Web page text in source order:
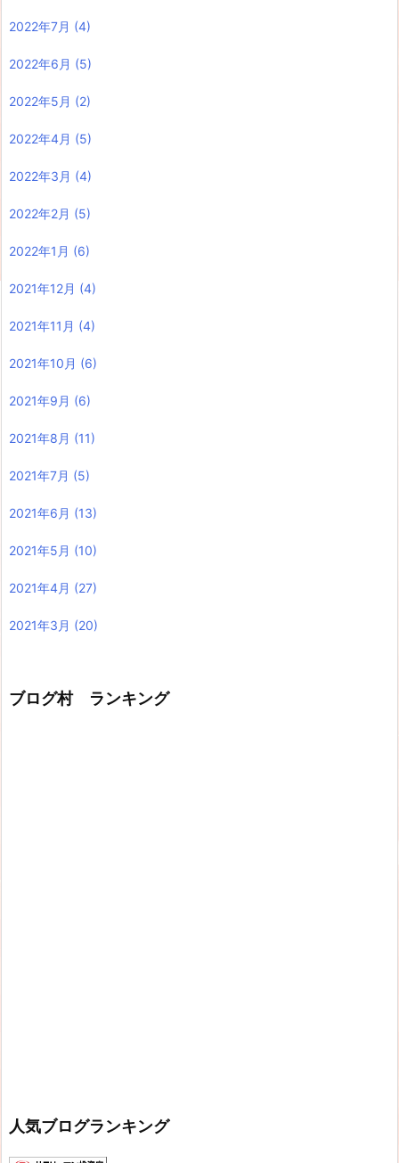
2022年7月 (4)
2022年6月 (5)
2022年5月 (2)
2022年4月 (5)
2022年3月 (4)
2022年2月 (5)
2022年1月 (6)
2021年12月 (4)
2021年11月 (4)
2021年10月 (6)
2021年9月 (6)
2021年8月 (11)
2021年7月 (5)
2021年6月 (13)
2021年5月 (10)
2021年4月 (27)
2021年3月 (20)
ブログ村 ランキング
人気ブログランキング